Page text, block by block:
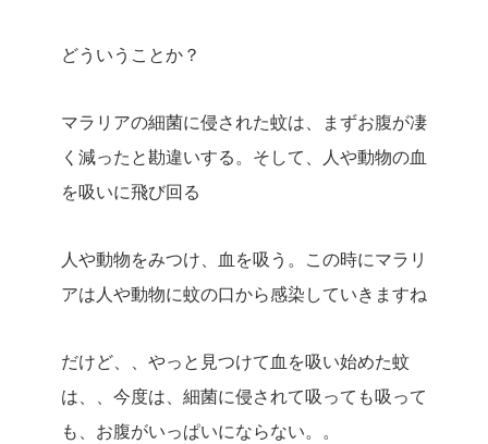
どういうことか？
マラリアの細菌に侵された蚊は、まずお腹が凄
く減ったと勘違いする。そして、人や動物の血
を吸いに飛び回る
人や動物をみつけ、血を吸う。この時にマラリ
アは人や動物に蚊の口から感染していきますね
だけど、、やっと見つけて血を吸い始めた蚊
は、、今度は、細菌に侵されて吸っても吸って
も、お腹がいっぱいにならない。。